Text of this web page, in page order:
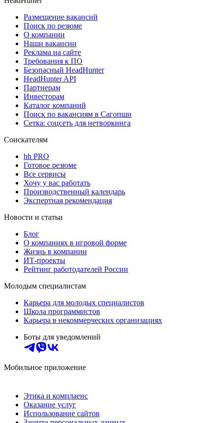
Размещение вакансий
Поиск по резюме
О компании
Наши вакансии
Реклама на сайте
Требования к ПО
Безопасный HeadHunter
HeadHunter API
Партнерам
Инвесторам
Каталог компаний
Поиск по вакансиям в Сагопши
Сетка: соцсеть для нетворкинга
Соискателям
hh PRO
Готовое резюме
Все сервисы
Хочу у вас работать
Производственный календарь
Экспертная рекомендация
Новости и статьи
Блог
О компаниях в игровой форме
Жизнь в компании
ИТ-проекты
Рейтинг работодателей России
Молодым специалистам
Карьера для молодых специалистов
Школа программистов
Карьера в некоммерческих организациях
Боты для уведомлений
Мобильное приложение
Этика и комплаенс
Оказание услуг
Использование сайтов